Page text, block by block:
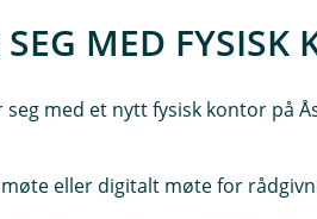
MED FYSISK
med et nytt fysisk kontor på
eller digitalt møte for